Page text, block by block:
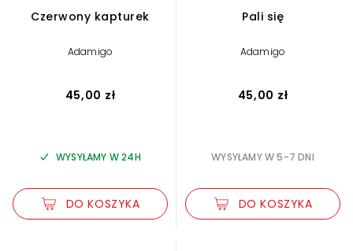
Czerwony kapturek
Adamigo
45,00 zł
WYSYŁAMY W 24H
DO KOSZYKA
Pali się
Adamigo
45,00 zł
WYSYŁAMY W 5-7 DNI
DO KOSZYKA